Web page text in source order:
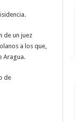
de un juez
a los que,
Aragua.
de